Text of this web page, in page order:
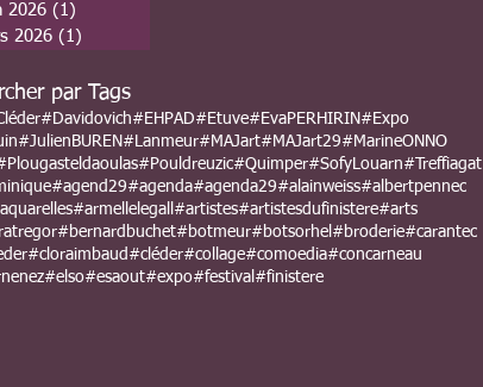
2026 (1)
2026 (1)
par Tags
#Davidovich#EHPAD#Etuve#EvaPERHIRIN #Expo
#JulienBUREN #Lanmeur#MAJart#MAJart29#MarineONNO
#Pouldreuzic#Quimper#SofyLouarn#Treffiagat
#agend29#agenda#agenda29#alainweiss#albertpennec
#armellelegall #artistes#artistesdufinistere#arts
#bernardbuchet#botmeur#botsorhel #broderie#carantec
#cloraimbaud #cléder#collage#comoedia#concarneau
#elso#esaout#expo#festival #finistere